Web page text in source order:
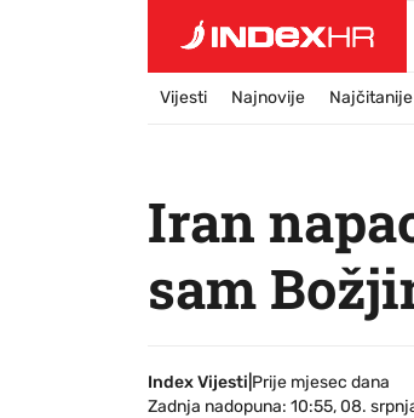
Vijesti Najnovije Najčitanije
Iran
sam
Index Vijesti
Prije mjesec dana
Zadnja nadopuna: 10:55, 08.